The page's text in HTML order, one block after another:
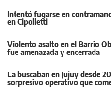
Intentó fugarse en
en Cipolletti
Violento asalto en el Barrio
fue amenazada y encerrada
La buscaban en Jujuy desde
sorpresivo operativo que